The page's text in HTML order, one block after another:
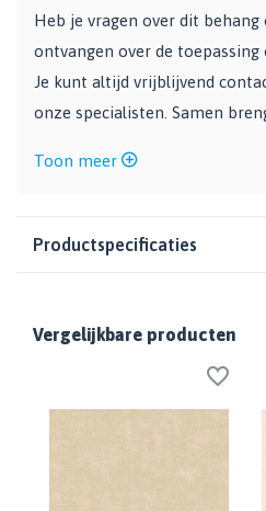
Heb je vragen over dit behang
ontvangen over de
Je kunt altijd vrijblijvend
onze specialisten. Samen
Toon meer
Productspecificaties
Vergelijkbare producten